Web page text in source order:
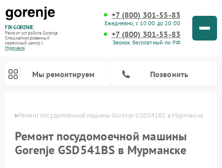
FIX-GORENJE
Ремонт устройств Gorenje
Специализированный
cервисный центр г.
Мурманск
+7 (800) 301-55-83
Ежедневно, с 10:00 до 20:00
+7 (800) 301-55-83
Звонок бесплатный по РФ
Мы ремонтируем Позвонить
Ремонт посудомоечной машины Gorenje GSD541BS в Мурманске
Ремонт посудомоечной машины
Gorenje GSD541BS в Мурманске